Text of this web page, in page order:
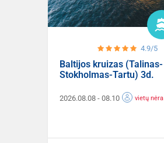
4.9/5
Baltijos kruizas (Talinas-
Stokholmas-Tartu) 3d.
2026.08.08 - 08.10 vietų nėra